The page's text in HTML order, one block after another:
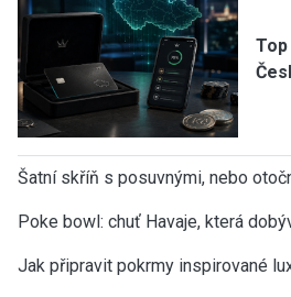
Šatní skříň s posuvnými, nebo
Poke bowl: chuť Havaje, která
Jak připravit pokrmy inspirované